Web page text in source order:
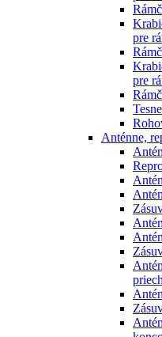
pre
pre
Anténne,